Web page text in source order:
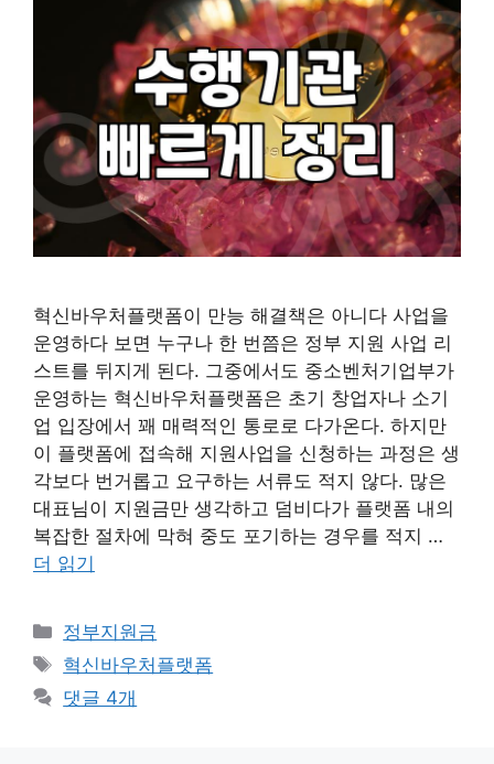
혁신바우처플랫폼이 만능 해결책은 아니다 사업을
운영하다 보면 누구나 한 번쯤은 정부 지원 사업 리
스트를 뒤지게 된다. 그중에서도 중소벤처기업부가
운영하는 혁신바우처플랫폼은 초기 창업자나 소기
업 입장에서 꽤 매력적인 통로로 다가온다. 하지만
이 플랫폼에 접속해 지원사업을 신청하는 과정은 생
각보다 번거롭고 요구하는 서류도 적지 않다. 많은
대표님이 지원금만 생각하고 덤비다가 플랫폼 내의
복잡한 절차에 막혀 중도 포기하는 경우를 적지 …
더 읽기
카
테
고
리
정부지원금
태
그
혁신바우처플랫폼
댓글 4개